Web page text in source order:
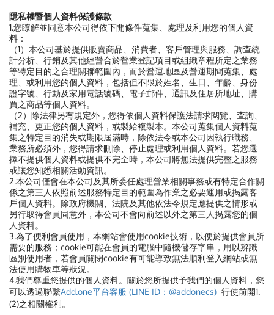
隱私權暨個人資料保護條款
1.您瞭解並同意本公司得依下開條件蒐集、處理及利用您的個人資
料：
（1）本公司基於提供販賣商品、消費者、客戶管理與服務、調查統
計分析、行銷及其他經營合於營業登記項目或組織章程所定之業務
等特定目的之合理關聯範圍內，而於營運地區及營運期間蒐集、處
理、或利用您的個人資料，包括但不限於姓名、生日、年齡、身份
證字號、行動及家用電話號碼、電子郵件、通訊及住居所地址、購
買之商品等個人資料。
（2）除法律另有規定外，您得依個人資料保護法請求閱覽、查詢、
補充、更正您的個人資料，或製給複製本。本公司蒐集個人資料蒐
集之特定目的消失或期限屆滿時，除依法令或本公司因執行職務、
業務所必須外，您得請求刪除、停止處理或利用個人資料。若您選
擇不提供個人資料或提供不完全時，本公司將無法提供完整之服務
或讓您知悉相關活動資訊。
2.本公司僅會在本公司及其所委任處理營業相關事務或有特定合作關
係之第三人依照前述服務特定目的範圍為作業之必要運用或揭露客
戶個人資料。除政府機關、法院及其他依法令規定應提供之情形或
另行取得會員同意外，本公司不會向前述以外之第三人揭露您的個
人資料。
3.為了便利會員使用，本網站會使用cookie技術，以便於提供會員所
需要的服務；cookie可能在會員的電腦中隨機儲存字串，用以辨識
區別使用者，若會員關閉cookie有可能導致無法順利登入網站或無
法使用購物車等狀況。
4.我們尊重您提供的個人資料。關於您所提供予我們的個人資料， 您
可以透過聯繫Add.one平台客服 (LINE ID：@addonecs) 行使前開1.
(2)之相關權利。